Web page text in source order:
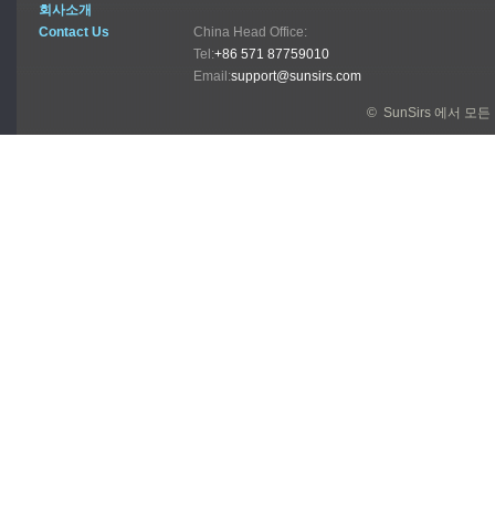
회사소개
Contact Us
China Head Office:
Tel:+86 571 87759010
Email:support@sunsirs.com
© SunSirs 에서 모